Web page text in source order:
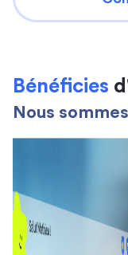
Bénéficies
Nous